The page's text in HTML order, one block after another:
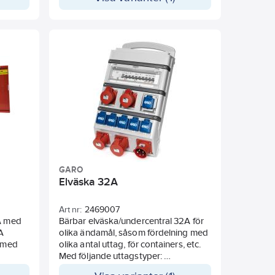
med
GARO
Elväska 32A
Art nr: 2469007
Bärbar elväska/undercentral 32A för
olika ändamål, såsom fördelning med
olika antal uttag, för containers, etc.
Med följande uttagstyper: